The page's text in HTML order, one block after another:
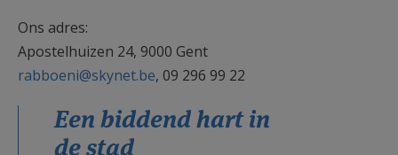
Ons adres:
Apostelhuizen 24, 9000 Gent
rabboeni@skynet.be, 09 296 99 22
Een biddend hart in
de stad